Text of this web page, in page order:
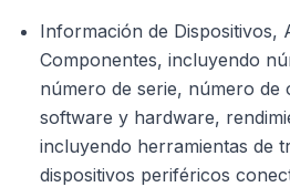
Información de Dispositivos,
Componentes, incluyendo
número de serie, número de
software y hardware,
incluyendo herramientas de
dispositivos periféricos